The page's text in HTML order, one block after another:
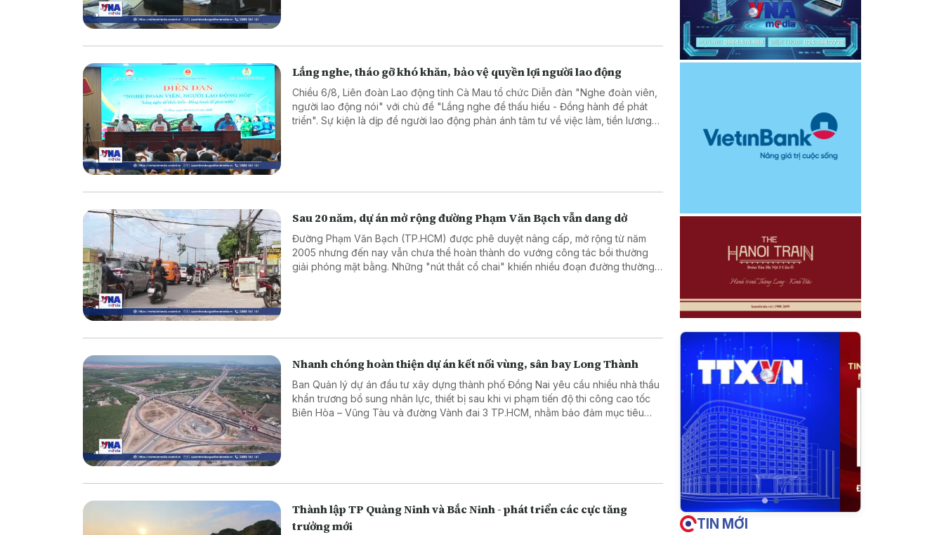
Lắng nghe, tháo gỡ khó khăn, bảo vệ quyền lợi người lao động
Chiều 6/8, Liên đoàn Lao động tỉnh Cà Mau tổ chức Diễn đàn "Nghe đoàn viên,
người lao động nói" với chủ đề "Lắng nghe để thấu hiểu - Đồng hành để phát
triển". Sự kiện là dịp để người lao động phản ánh tâm tư về việc làm, tiền lương
Sau 20 năm, dự án mở rộng đường Phạm Văn Bạch vẫn dang dở
Đường Phạm Văn Bạch (TP.HCM) được phê duyệt nâng cấp, mở rộng từ năm
2005 nhưng đến nay vẫn chưa thể hoàn thành do vướng công tác bồi thường
giải phóng mặt bằng. Những "nút thắt cổ chai" khiến nhiều đoạn đường thường
Nhanh chóng hoàn thiện dự án kết nối vùng, sân bay Long Thành
Ban Quản lý dự án đầu tư xây dựng thành phố Đồng Nai yêu cầu nhiều nhà thầu
khẩn trương bổ sung nhân lực, thiết bị sau khi vi phạm tiến độ thi công cao tốc
Biên Hòa – Vũng Tàu và đường Vành đai 3 TP.HCM, nhằm bảo đảm mục tiêu
Thành lập TP Quảng Ninh và Bắc Ninh - phát triển các cực tăng
trưởng mới
TIN MỚI